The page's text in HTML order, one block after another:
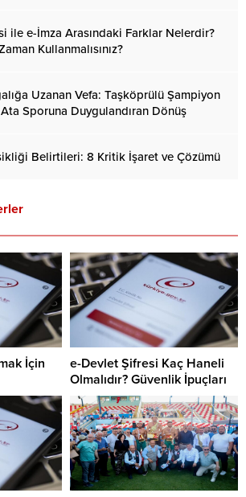
ile e-İmza Arasındaki Farklar Nelerdir?
Kullanmalısınız?
Uzanan Vefa: Taşköprülü Şampiyon
Sporuna Duygulandıran Dönüş
Belirtileri: 8 Kritik İşaret ve Çözümü
İçin
e-Devlet Şifresi Kaç Haneli
Olmalıdır? Güvenlik İpuçları